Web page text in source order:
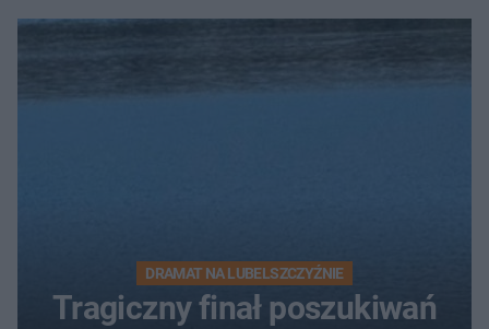
DRAMAT NA LUBELSZCZYŹNIE
Tragiczny finał poszukiwań